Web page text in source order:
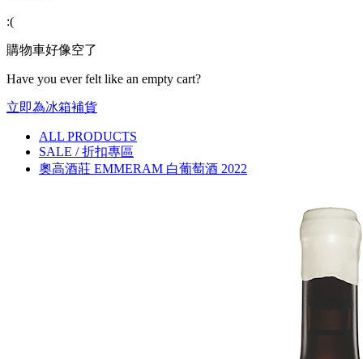
:(
購物車好像空了
Have you ever felt like an empty cart?
立即為冰箱補貨
ALL PRODUCTS
SALE / 折扣專區
奧高酒莊 EMMERAM 白葡萄酒 2022